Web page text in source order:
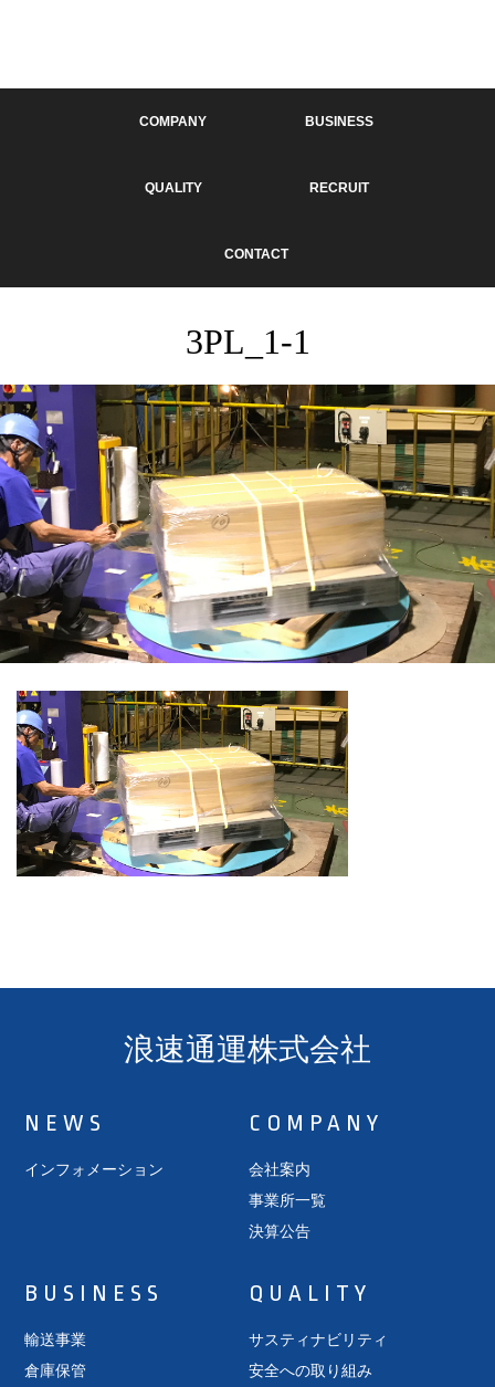
COMPANY BUSINESS
QUALITY RECRUIT
CONTACT
3PL_1-1
浪速通運株式会社
NEWS
インフォメーション
COMPANY
会社案内
事業所一覧
決算公告
BUSINESS
輸送事業
倉庫保管
QUALITY
サスティナビリティ
安全への取り組み